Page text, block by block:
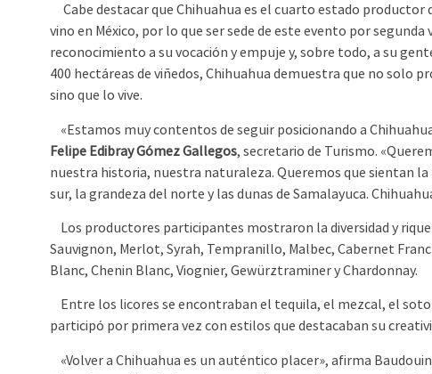
Cabe destacar que Chihuahua es el cuarto estado productor
vino en México, por lo que ser sede de este evento por segunda
reconocimiento a su vocación y empuje y, sobre todo, a su
400 hectáreas de viñedos, Chihuahua demuestra que no solo
sino que lo vive.
«Estamos muy contentos de seguir posicionando a
Felipe Edibray Gómez Gallegos, secretario de Turismo.
nuestra historia, nuestra naturaleza. Queremos que sientan
sur, la grandeza del norte y las dunas de Samalayuca.
Los productores participantes mostraron la diversidad y
Sauvignon, Merlot, Syrah, Tempranillo, Malbec, Cabernet
Blanc, Chenin Blanc, Viognier, Gewürztraminer y Chardonnay.
Entre los licores se encontraban el tequila, el mezcal, el
participó por primera vez con estilos que destacaban su
«Volver a Chihuahua es un auténtico placer», afirma